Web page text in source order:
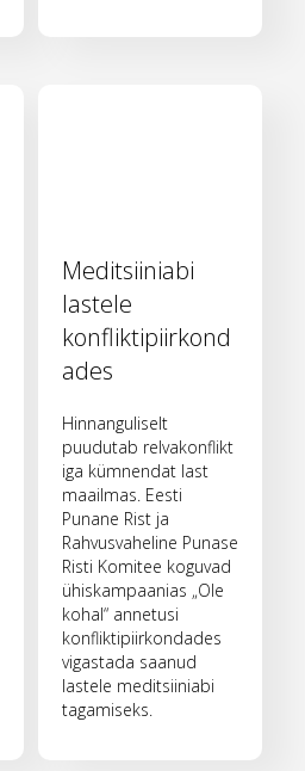
Meditsiiniabi
lastele
konfliktipiirkond
ades
Hinnanguliselt
puudutab relvakonflikt
iga kümnendat last
maailmas. Eesti
Punane Rist ja
Rahvusvaheline Punase
Risti Komitee koguvad
ühiskampaanias „Ole
kohal“ annetusi
konfliktipiirkondades
vigastada saanud
lastele meditsiiniabi
tagamiseks.